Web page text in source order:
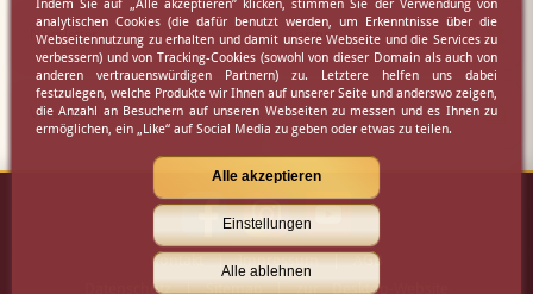
Newsletter Partner
Virtueller Rundgang Presse
Kontakt|Impressum|AGB
Datenschutz|Sitemap|zur Desktop-Website
Indem Sie auf „Alle akzeptieren” klicken, stimmen Sie der Verwendung von
analytischen Cookies (die dafür benutzt werden, um Erkenntnisse über die
Webseitennutzung zu erhalten und damit unsere Webseite und die Services zu
verbessern) und von Tracking-Cookies (sowohl von dieser Domain als auch von
anderen vertrauenswürdigen Partnern) zu. Letztere helfen uns dabei
festzulegen, welche Produkte wir Ihnen auf unserer Seite und anderswo zeigen,
die Anzahl an Besuchern auf unseren Webseiten zu messen und es Ihnen zu
ermöglichen, ein „Like“ auf Social Media zu geben oder etwas zu teilen.
Alle akzeptieren
Einstellungen
Alle ablehnen